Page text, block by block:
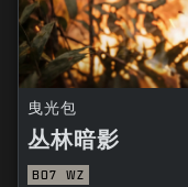
曳光包
丛林暗影
BO7 WZ